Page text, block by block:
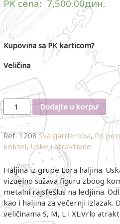
PK cena:7,500.00дин.
Kupovina sa PK karticom?
Veličina
Količina Dodajte u korpu!
Ref.1208 Sva garderoba, Po
koktel, Uske i atraktivne
Haljina iz grupe Lora haljina.
vizuelno sužava figuru zboog
metalni rajsfešlus na ledjima.
kao i haljina za večernji izlazak.
veličinama S, M, L i XL.Vrlo